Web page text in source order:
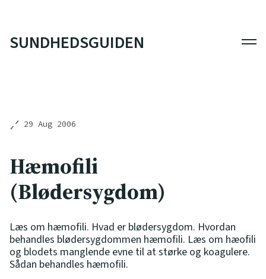
SUNDHEDSGUIDEN
29 Aug 2006
Hæmofili
(Blødersygdom)
Læs om hæmofili. Hvad er blødersygdom. Hvordan
behandles blødersygdommen hæmofili. Læs om hæofili
og blodets manglende evne til at størke og koagulere.
Sådan behandles hæmofili.